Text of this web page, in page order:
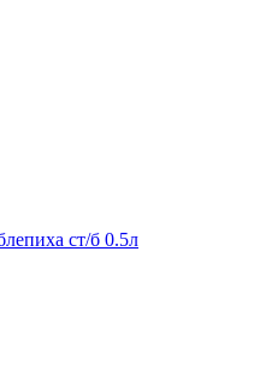
ст/б 0.5л